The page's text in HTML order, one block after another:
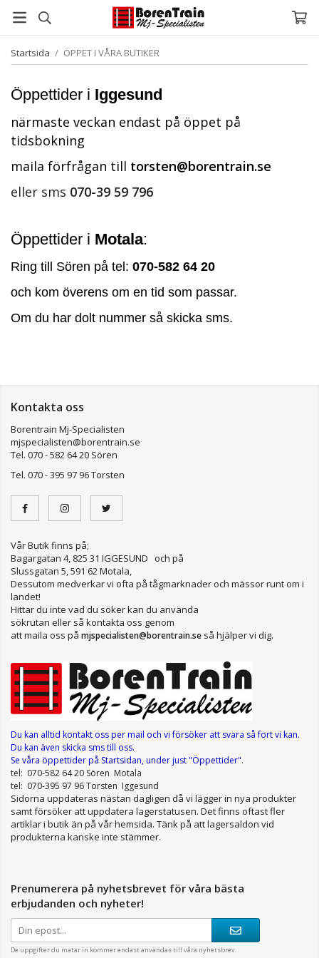
Startsida / ÖPPET I VÅRA BUTIKER
Öppettider i Iggesund
närmaste veckan endast på öppet på
tidsbokning
maila förfrågan till torsten@borentrain.se
eller sms 070-39 59 796
Öppettider i Motala:
Ring till Sören på tel: 070-582 64 20
och kom överens om en tid som passar.
Om du har dolt nummer så skicka sms.
Kontakta oss
Borentrain Mj-Specialisten
mjspecialisten@borentrain.se
Tel. 070 - 582 64 20 Sören
Tel. 070 - 395 97 96 Torsten
Vår Butik finns på;
Bagargatan 4, 825 31 IGGESUND och på
Slussgatan 5, 591 62 Motala,
Dessutom medverkar vi ofta på tågmarknader och mässor runt om i
landet!
Hittar du inte vad du söker kan du använda
sökrutan eller så kontakta oss genom
att maila oss på mjspecialisten@borentrain.se så hjälper vi dig.
Du kan alltid kontakt oss per mail och vi försöker att svara så fort vi kan.
Du kan även skicka sms till oss.
Se våra öppettiderpå Startsidan, under just "Öppettider".
tel: 070-582 64 20 Sören Motala
tel: 070-395 97 96 Torsten Iggesund
Sidorna uppdateras nästan dagligen då vi lägger in nya produkter
samt försöker att uppdatera lagerstatusen. Det finns oftast fler
artiklar i butik än på vår hemsida. Tänk på att lagersaldon vid
produkterna kanske inte stämmer.
Prenumerera på nyhetsbrevet för våra bästa
erbjudanden och nyheter!
De uppgifter du matar in kommer endast användas till våra nyhetsbrev.